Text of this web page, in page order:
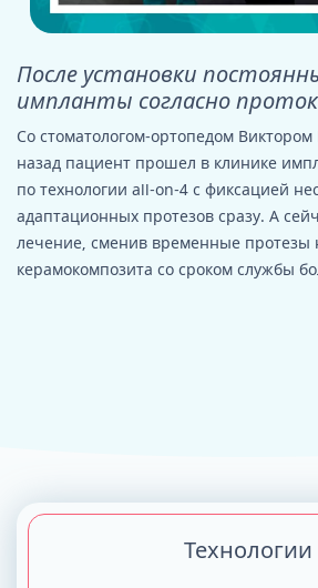
После установки
импланты согласно
Со стоматологом-ортопедом
назад пациент прошел в клинике
по технологии all-on-4 с фиксацией
адаптационных протезов сразу. А
лечение, сменив временные протезы
керамокомпозита со сроком службы
Технологии